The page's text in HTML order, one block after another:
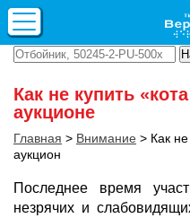
Как не купить
аукционе
Главная > Внимание > Как
аукцион
Последнее время
незрячих и